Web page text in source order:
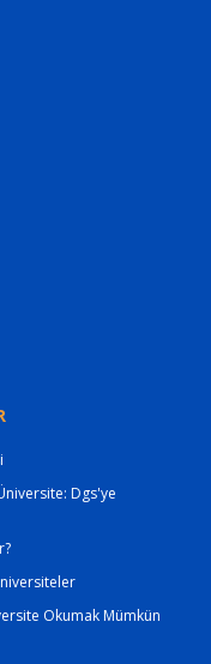
Dgs'ye
Okumak Mümkün